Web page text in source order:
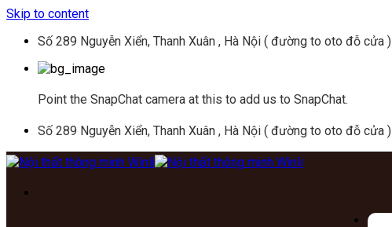
Skip to content
Số 289 Nguyễn Xiển, Thanh Xuân , Hà Nội ( đường to oto đỗ cửa )
Point the SnapChat camera at this to add us to SnapChat.
Số 289 Nguyễn Xiển, Thanh Xuân , Hà Nội ( đường to oto đỗ cửa )